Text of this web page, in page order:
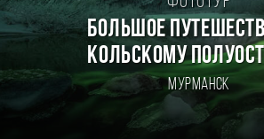
БОЛЬШОЕ
КОЛЬСКОМУ
Мурманск